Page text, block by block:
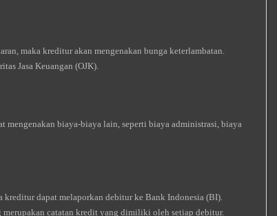
maka kreditur akan mengenakan bunga keterlambatan.
Jasa Keuangan (OJK).
mengenakan biaya-biaya lain, seperti biaya administrasi, biaya
dapat melaporkan debitur ke Bank Indonesia (BI).
catatan kredit yang dimiliki oleh setiap debitur.